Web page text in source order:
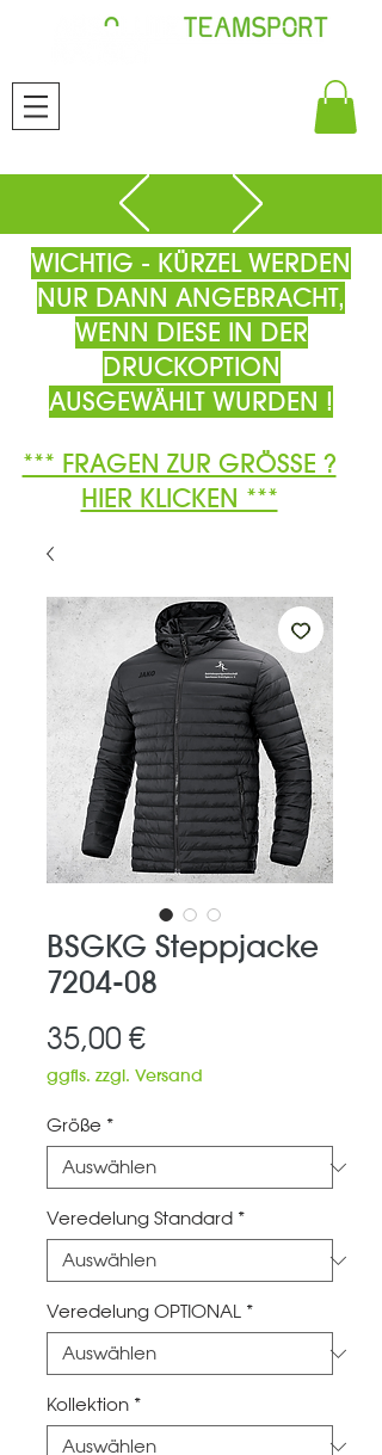
WICHTIG - KÜRZEL WERDEN
NUR DANN ANGEBRACHT,
WENN DIESE IN DER
DRUCKOPTION
AUSGEWÄHLT WURDEN !
*** FRAGEN ZUR GRÖSSE ?
HIER KLICKEN ***
BSGKG Steppjacke
7204-08
35,00 €Preis
ggfls. zzgl. Versand
Größe *
Veredelung Standard *
Veredelung OPTIONAL *
Kollektion *